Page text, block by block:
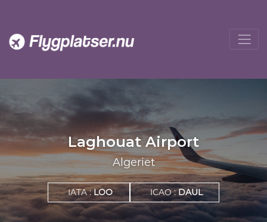
Laghouat Airport
Algeriet
IATA :LOO ICAO :DAUL